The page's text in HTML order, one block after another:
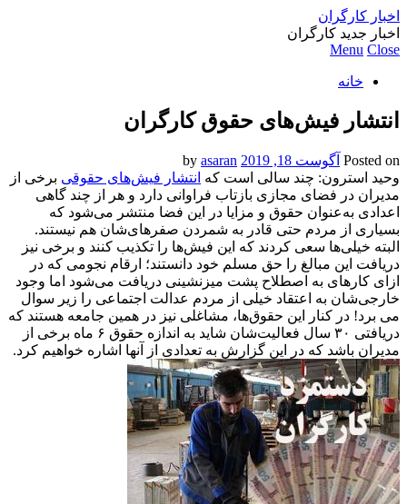
اخبار کارگران
اخبار جدید کارگران
Menu Close
خانه
انتشار فیش‌‌های حقوق کارگران
Posted on آگوست 18, 2019
asaran
وحید استرون: چند سالی است که انتشار فیش‌های حقوقی‌ برخی از
مدیران در فضای مجازی بازتاب فراوانی دارد و هر از چند گاهی
اعدادی به‌عنوان حقوق و مزایا در این فضا منتشر می‌شود که
بسیاری از مردم حتی قادر به شمردن صفرهای‌شان هم نیستند.
البته خیلی‌ها سعی کردند که این فیش‌ها را تکذیب کنند و برخی نیز
دریافت این مبالغ را حق مسلم خود دانستند؛ ارقام نجومی که در
ازای کارهای به اصطلاح پشت میزنشینی دریافت می‌شود اما وجود
خارجی‌شان به اعتقاد خیلی از مردم عدالت اجتماعی را زیر سوال
می برد! در کنار این حقوق‌ها، مشاغلی نیز در همین جامعه هستند که
دریافتی ۳۰ سال فعالیت‌شان شاید به اندازه حقوق ۶ ماه برخی از
مدیران باشد که در این گزارش به تعدادی از آنها اشاره خواهیم کرد.